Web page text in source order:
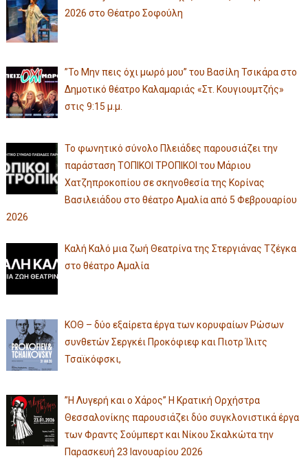
2026 στο Θέατρο Σοφούλη
”Το Μην πεις όχι μωρό μου” του Βασίλη Τσικάρα στο
Δημοτικό θέατρο Καλαμαριάς «Στ. Κουγιουμτζής»
στις 9:15 μ.μ.
Το φωνητικό σύνολο Πλειάδες παρουσιάζει την
παράσταση ΤΟΠΙΚΟΙ ΤΡΟΠΙΚΟΙ του Μάριου
Χατζηπροκοπίου σε σκηνοθεσία της Κορίνας
Βασιλειάδου στο θέατρο Αμαλία από 5 Φεβρουαρίου
2026
Καλή Καλό μια ζωή Θεατρίνα της Στεργιάνας Τζέγκα
στο θέατρο Αμαλία
ΚΟΘ – δύο εξαίρετα έργα των κορυφαίων Ρώσων
συνθετών Σεργκέι Προκόφιεφ και Πιοτρ Ίλιτς
Τσαϊκόφσκι,
”Η Λυγερή και ο Χάρος” Η Κρατική Ορχήστρα
Θεσσαλονίκης παρουσιάζει δύο συγκλονιστικά έργα
των Φραντς Σούμπερτ και Νίκου Σκαλκώτα την
Παρασκευή 23 Ιανουαρίου 2026